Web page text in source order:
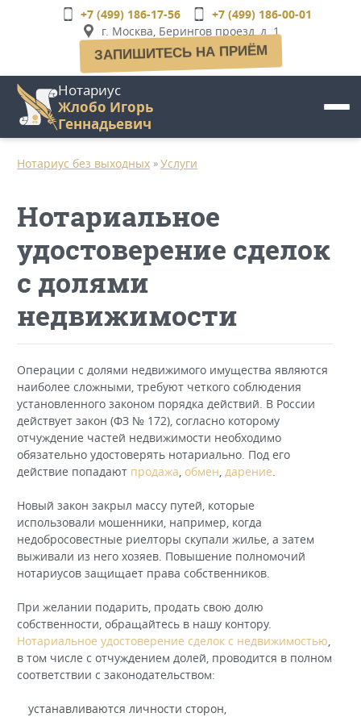
+7 (499) 186-17-56
+7 (499) 186-00-01
г. Москва, Берингов проезд, д. 1
ЗАПИШИТЕСЬ НА ПРИЁМ
Нотариус
Жлобо Игорь
Геннадьевич
Нотариус без выходных » Услуги
Нотариальное
удостоверение сделок
с долями
недвижимости
Операции с долями недвижимого имущества являются
наиболее сложными, требуют четкого соблюдения
установленного законом порядка действий. В России
действует закон (ФЗ № 172), согласно которому
отчуждение частей недвижимости необходимо
обязательно удостоверять нотариально. Под его
действие попадают продажа, обмен, дарение.
Новый закон закрыл массу путей, которые
использовали мошенники, например, когда
недобросовестные риелторы скупали жилье, а затем
выживали из него хозяев. Повышение полномочий
нотариусов защищает права собственников.
При желании подарить, продать свою долю
собственности, обращайтесь в нашу контору.
Нотариальное удостоверение сделок с недвижимостью,
в том числе с отчуждением долей, проводится в полном
соответствии с законодательством:
устанавливаются личности сторон,